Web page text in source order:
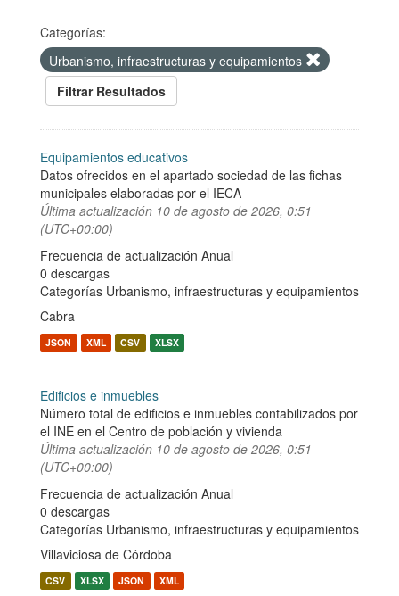
Categorías:
Urbanismo, infraestructuras y equipamientos
Filtrar Resultados
Equipamientos educativos
Datos ofrecidos en el apartado sociedad de las fichas
municipales elaboradas por el IECA
Última actualización 10 de agosto de 2026, 0:51
(UTC+00:00)
Frecuencia de actualización Anual
0 descargas
Categorías Urbanismo, infraestructuras y equipamientos
Cabra
JSON XML CSV XLSX
Edificios e inmuebles
Número total de edificios e inmuebles contabilizados por
el INE en el Centro de población y vivienda
Última actualización 10 de agosto de 2026, 0:51
(UTC+00:00)
Frecuencia de actualización Anual
0 descargas
Categorías Urbanismo, infraestructuras y equipamientos
Villaviciosa de Córdoba
CSV XLSX JSON XML